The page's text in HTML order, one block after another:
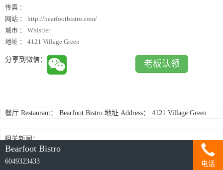
传真 ：
网站 ： http://bearfootbistro.com/
城市 ： Whistler
地址 ： 4121 Village Green
分享到微信： 老板认领
餐厅 Restaurant： Bearfoot Bistro 地址 Address： 4121 Village Green
相关新闻：
Bearfoot Bistro
6049323433 电话